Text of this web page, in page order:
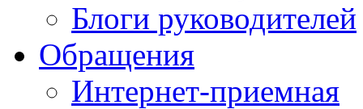
Блоги руководителей
Обращения
Интернет-приемная